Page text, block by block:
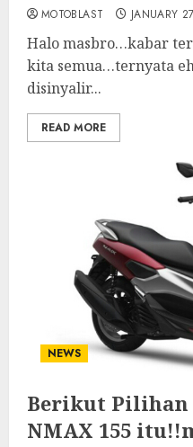
MOTOBLAST JANUARY
Halo masbro…kabar
kita semua…ternyata
disinyalir...
READ MORE
NEWS
Berikut Pilihan
NMAX 155